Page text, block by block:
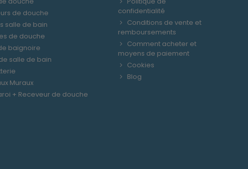
de douche
salle de bain
de douche
baignoire
salle de bain
Muraux
+ Receveur de douche
confidentialité
Conditions de vente et
remboursements
Comment acheter et
moyens de paiement
Cookies
Blog